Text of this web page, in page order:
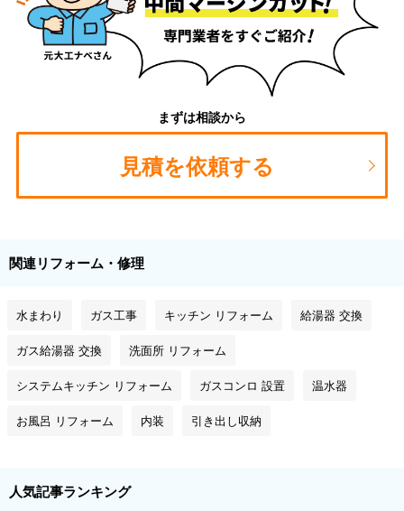
まずは相談から
見積を依頼する
関連リフォーム・修理
水まわり ガス工事 キッチン リフォーム 給湯器 交換
ガス給湯器 交換 洗面所 リフォーム
システムキッチン リフォーム ガスコンロ 設置 温水器
お風呂 リフォーム 内装 引き出し収納
人気記事ランキング